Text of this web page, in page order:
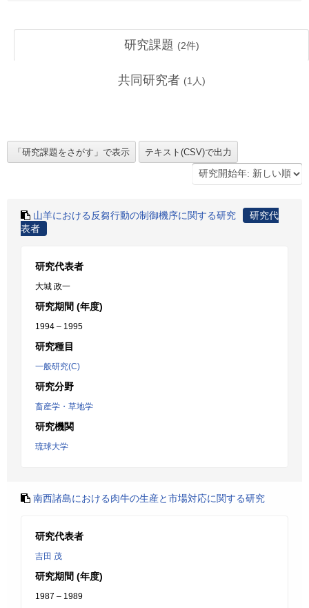
研究課題 (2件)
共同研究者 (1 人)
山羊における反芻行動の制御機序に関する研究
研究代
表者
研究代表者
大城 政一
研究期間 (年度)
1994 – 1995
研究種目
一般研究(C)
研究分野
畜産学・草地学
研究機関
琉球大学
南西諸島における肉牛の生産と市場対応に関する研究
研究代表者
吉田 茂
研究期間 (年度)
1987 – 1989